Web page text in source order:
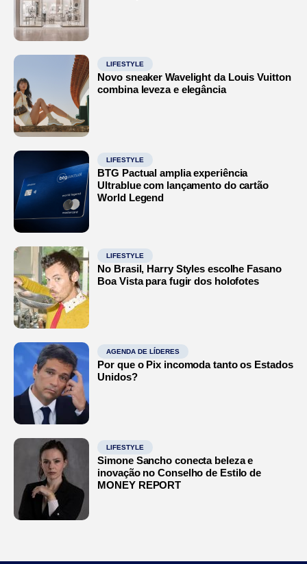
LIFESTYLE
Novo sneaker Wavelight da Louis Vuitton
combina leveza e elegância
LIFESTYLE
BTG Pactual amplia experiência
Ultrablue com lançamento do cartão
World Legend
LIFESTYLE
No Brasil, Harry Styles escolhe Fasano
Boa Vista para fugir dos holofotes
AGENDA DE LÍDERES
Por que o Pix incomoda tanto os Estados
Unidos?
LIFESTYLE
Simone Sancho conecta beleza e
inovação no Conselho de Estilo de
MONEY REPORT